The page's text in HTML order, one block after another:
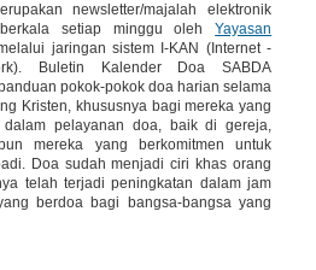
newsletter/majalah elektronik
setiap minggu olehYayasan
jaringan sistem I-KAN (Internet -
Buletin Kalender Doa SABDA
pokok-pokok doa harian selama
Kristen, khususnya bagi mereka yang
dalam pelayanan doa, baik di gereja,
mereka yang berkomitmen untuk
Doa sudah menjadi ciri khas orang
telah terjadi peningkatan dalam jam
berdoa bagi bangsa-bangsa yang